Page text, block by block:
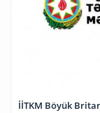
İİTKM Böyük